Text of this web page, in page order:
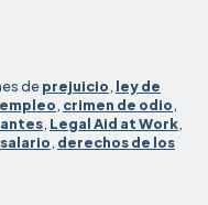
deben
saber
sobre
deprejuicio, ley de
, crimen de odio,
, Legal Aid at Work,
, derechos de los